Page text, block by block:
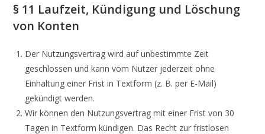
§ 11 Laufzeit, Kündigung und Löschung
von Konten
Der Nutzungsvertrag wird auf unbestimmte Zeit
geschlossen und kann vom Nutzer jederzeit ohne
Einhaltung einer Frist in Textform (z. B. per E-Mail)
gekündigt werden.
Wir können den Nutzungsvertrag mit einer Frist von 30
Tagen in Textform kündigen. Das Recht zur fristlosen